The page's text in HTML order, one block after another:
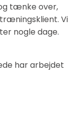
tænke over,
Vi
nogle dage.
har arbejdet